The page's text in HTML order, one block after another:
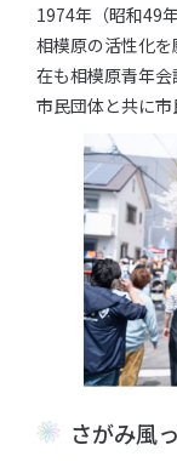
1974年（昭和49
相模原の活性化
在も相模原⻘年
市⺠団体と共に市
さがみ⾵